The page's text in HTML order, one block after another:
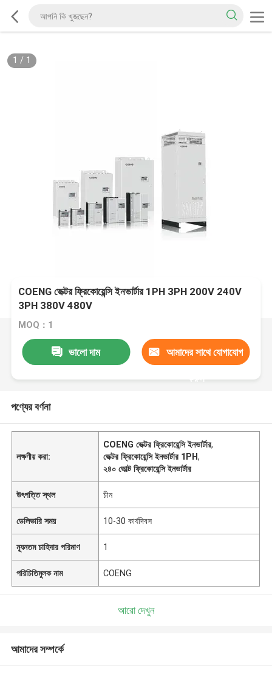
1 / 1
COENG ভেক্টর ফ্রিকোয়েন্সি ইনভার্টার 1PH 3PH 200V 240V
3PH 380V 480V
MOQ：1
ভালো দাম আমাদের সাথে যোগাযোগ
করুন
পণ্যের বর্ণনা
লক্ষণীয় করা:
COENG ভেক্টর ফ্রিকোয়েন্সি ইনভার্টার,
ভেক্টর ফ্রিকোয়েন্সি ইনভার্টার 1PH,
২৪০ ভোল্ট ফ্রিকোয়েন্সি ইনভার্টার
উৎপত্তি স্থল চীন
ডেলিভারি সময় 10-30 কার্যদিবস
ন্যূনতম চাহিদার পরিমাণ 1
পরিচিতিমুলক নাম COENG
আরো দেখুন
আমাদের সম্পর্কে